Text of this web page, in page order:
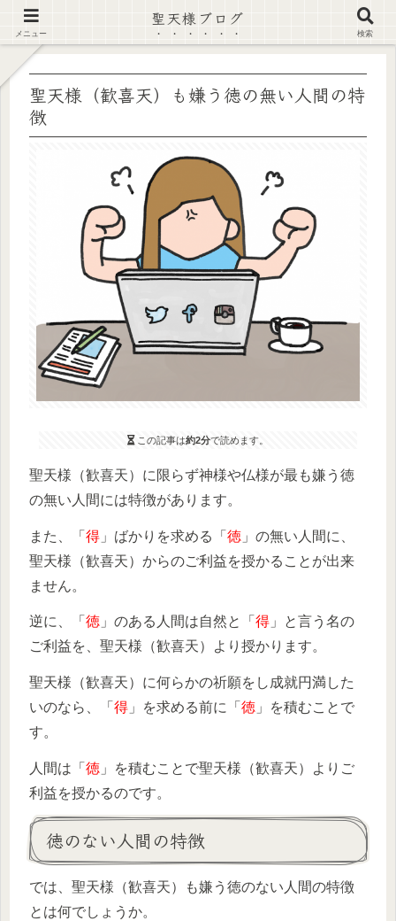
【注意喚起】偽サイト及び偽情報に注意 ▶確認する◀
聖天様（歓喜天）も嫌う徳の無い人間の特
徴
この記事は約2分で読めます。
聖天様（歓喜天）に限らず神様や仏様が最も嫌う徳
の無い人間には特徴があります。
また、「 得 」ばかりを求める「 徳 」の無い人間に、
聖天様（歓喜天）からのご利益を授かることが出来
ません。
逆に、「 徳 」のある人間は自然と「 得 」と言う名の
ご利益を、聖天様（歓喜天）より授かります。
聖天様（歓喜天）に何らかの祈願をし成就円満した
いのなら、「 得 」を求める前に「 徳 」を積むことで
す。
人間は「 徳 」を積むことで聖天様（歓喜天）よりご
利益を授かるのです。
徳のない人間の特徴
では、聖天様（歓喜天）も嫌う徳のない人間の特徴
とは何でしょうか。
メニュー
聖天様ブログ
検索